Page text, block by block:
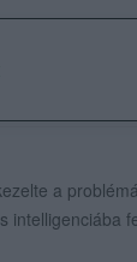
a
intelligenciába